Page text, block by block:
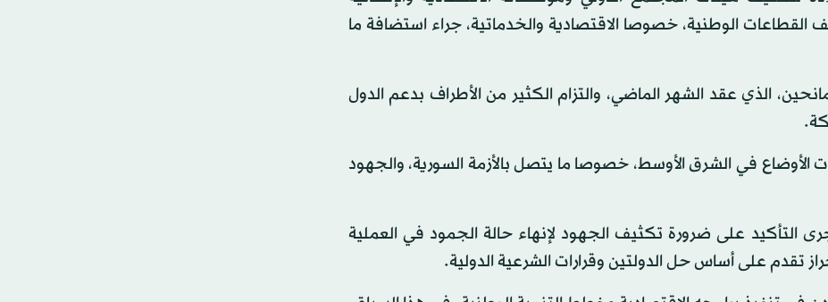
الوطنية، خصوصا الاقتصادية والخدماتية، جراء استضافة ما
الذي عقد الشهر الماضي، والتزام الكثير من الأطراف بدعم الدول
الأوضاع في الشرق الأوسط، خصوصا ما يتصل بالأزمة السورية، والجهود
التأكيد على ضرورة تكثيف الجهود لإنهاء حالة الجمود في العملية
تقدم على أساس حل الدولتين وقرارات الشرعية الدولية.